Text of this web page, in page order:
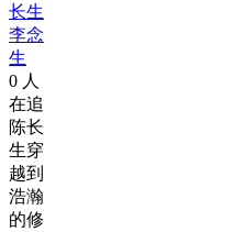
长生
李念
生
0 人
在追
陈长
生穿
越到
浩瀚
的修